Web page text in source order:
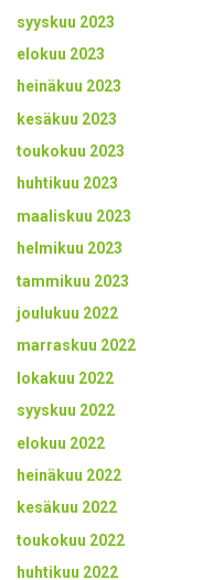
syyskuu 2023
elokuu 2023
heinäkuu 2023
kesäkuu 2023
toukokuu 2023
huhtikuu 2023
maaliskuu 2023
helmikuu 2023
tammikuu 2023
joulukuu 2022
marraskuu 2022
lokakuu 2022
syyskuu 2022
elokuu 2022
heinäkuu 2022
kesäkuu 2022
toukokuu 2022
huhtikuu 2022